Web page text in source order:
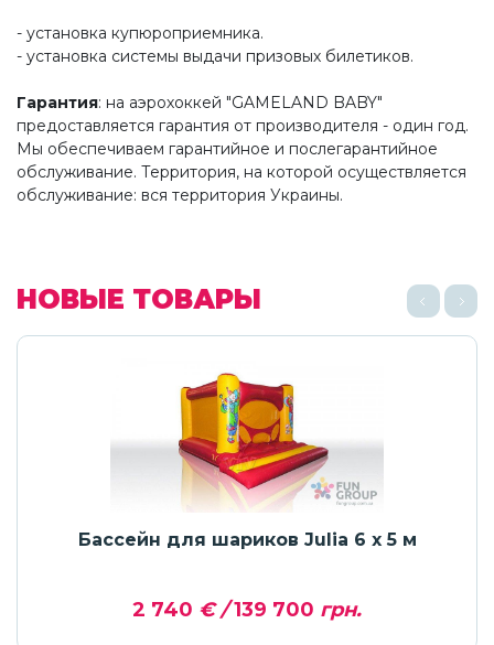
- установка купюроприемника.
- установка системы выдачи призовых билетиков.
Гарантия: на аэрохоккей "GAMELAND BABY"
предоставляется гарантия от производителя - один год.
Мы обеспечиваем гарантийное и послегарантийное
обслуживание. Территория, на которой осуществляется
обслуживание: вся территория Украины.
НОВЫЕ ТОВАРЫ
Бассейн для шариков Julia 6 x 5 м
2 740 € /139 700 грн.